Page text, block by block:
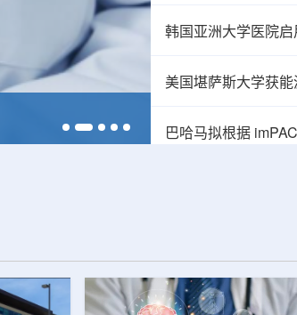
韩国亚洲大学医院
巴哈马拟根据